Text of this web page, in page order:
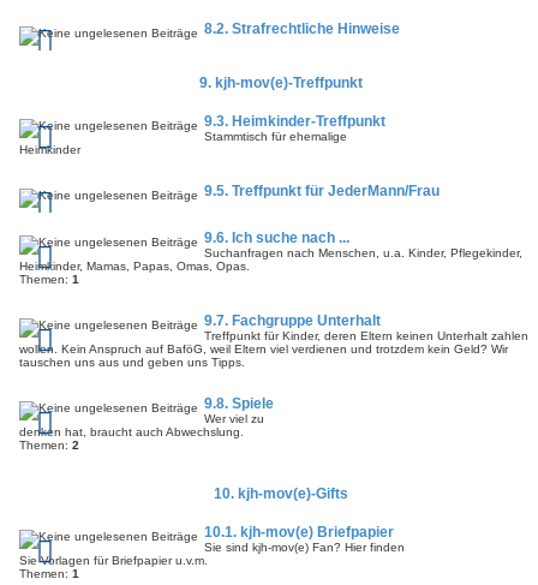
8.2. Strafrechtliche Hinweise
9. kjh-mov(e)-Treffpunkt
9.3. Heimkinder-Treffpunkt
Stammtisch für ehemalige
Heimkinder
9.5. Treffpunkt für JederMann/Frau
9.6. Ich suche nach ...
Suchanfragen nach Menschen, u.a. Kinder, Pflegekinder,
Heimkinder, Mamas, Papas, Omas, Opas.
Themen: 1
9.7. Fachgruppe Unterhalt
Treffpunkt für Kinder, deren Eltern keinen Unterhalt zahlen
wollen. Kein Anspruch auf BaföG, weil Eltern viel verdienen und trotzdem kein Geld? Wir
tauschen uns aus und geben uns Tipps.
9.8. Spiele
Wer viel zu
denken hat, braucht auch Abwechslung.
Themen: 2
10. kjh-mov(e)-Gifts
10.1. kjh-mov(e) Briefpapier
Sie sind kjh-mov(e) Fan? Hier finden
Sie Vorlagen für Briefpapier u.v.m.
Themen: 1